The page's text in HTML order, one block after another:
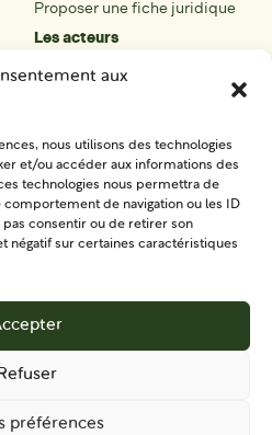
aux
nous utilisons des technologies
et/ou accéder aux informations des
technologies nous permettra de
de navigation ou les ID
pas consentir ou de retirer son
négatif sur certaines caractéristiques
préférences
Proposer une fiche juridique
Les acteurs
Tous les acteurs